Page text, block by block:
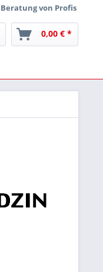
Beratung von Profis
0,00 € *